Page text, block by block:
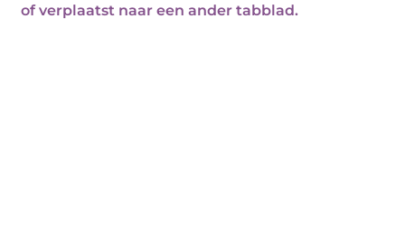
of verplaatst naar een ander tabblad.